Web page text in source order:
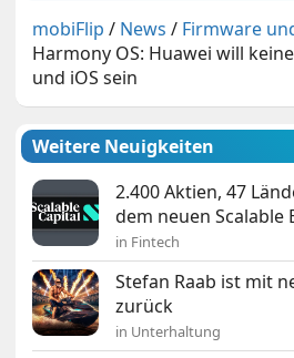
mobiFlip / News / Firmware
Harmony OS: Huawei will
und iOS sein
Weitere Neuigkeiten
2.400 Aktien, 47
dem neuen Scalable
in Fintech
Stefan Raab ist mit
zurück
in Unterhaltung